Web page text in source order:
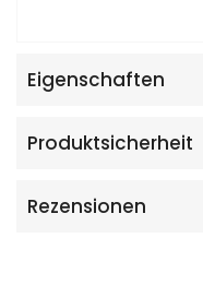
Eigenschaften
Produktsicherheit
Rezensionen